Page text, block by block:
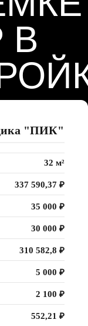
"ПИК"
32 м²
337 590,37 ₽
35 000 ₽
30 000 ₽
310 582,8 ₽
5 000 ₽
2 100 ₽
552,21 ₽